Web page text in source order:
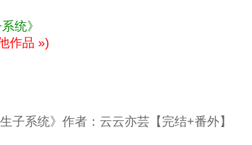
统》
作品 »)
子系统》作者：云云亦芸【完结+番外】